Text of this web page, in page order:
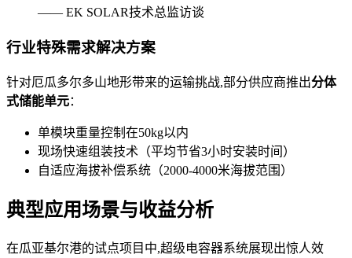
—— EK SOLAR技术总监访谈
行业特殊需求解决方案
针对厄瓜多尔多山地形带来的运输挑战,部分供应商推出分体
式储能单元：
单模块重量控制在50kg以内
现场快速组装技术（平均节省3小时安装时间）
自适应海拔补偿系统（2000-4000米海拔范围）
典型应用场景与收益分析
在瓜亚基尔港的试点项目中,超级电容器系统展现出惊人效